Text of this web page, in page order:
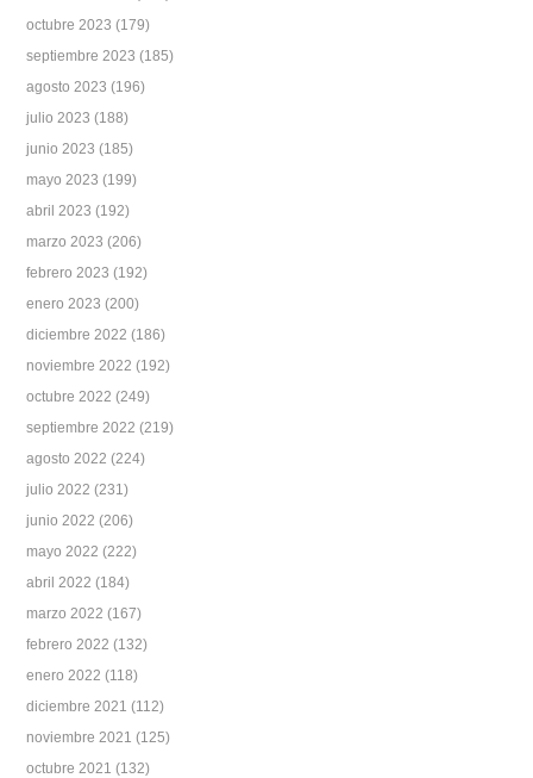
octubre 2023 (179)
septiembre 2023 (185)
agosto 2023 (196)
julio 2023 (188)
junio 2023 (185)
mayo 2023 (199)
abril 2023 (192)
marzo 2023 (206)
febrero 2023 (192)
enero 2023 (200)
diciembre 2022 (186)
noviembre 2022 (192)
octubre 2022 (249)
septiembre 2022 (219)
agosto 2022 (224)
julio 2022 (231)
junio 2022 (206)
mayo 2022 (222)
abril 2022 (184)
marzo 2022 (167)
febrero 2022 (132)
enero 2022 (118)
diciembre 2021 (112)
noviembre 2021 (125)
octubre 2021 (132)